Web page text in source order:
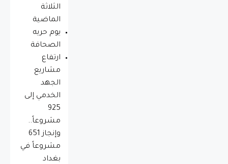
الثلاثة
الماضية
يوم حريه
الصحافة
ارتفاع
مشاريع
الجهد
الخدمي إلى
925
مشروعاً..
وإنجاز 651
مشروعاً في
بغداد